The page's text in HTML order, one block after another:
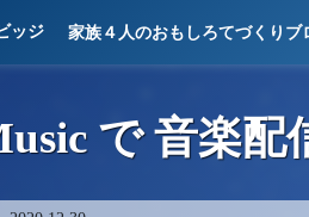
ッジ 家族４人のおもしろてづくりブ
で 音楽